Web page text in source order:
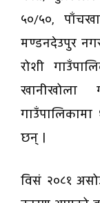
५०/५०,
मण्डनदेउपुर
रोशी
खानीखोला
छन् ।
विसं २०८१